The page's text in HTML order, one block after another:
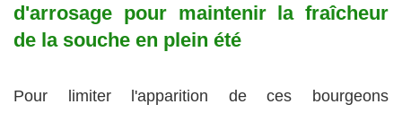
d'arrosage pour maintenir la fraîcheur
de la souche en plein été
Pour limiter l'apparition de ces bourgeons